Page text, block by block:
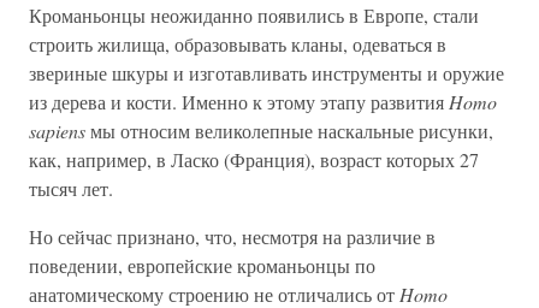
Кроманьонцы неожиданно появились в Европе, стали
строить жилища, образовывать кланы, одеваться в
звериные шкуры и изготавливать инструменты и оружие
из дерева и кости. Именно к этому этапу развития Homo
sapiensмы относим великолепные наскальные рисунки,
как, например, в Ласко (Франция), возраст которых 27
тысяч лет.
Но сейчас признано, что, несмотря на различие в
поведении, европейские кроманьонцы по
анатомическому строению не отличались от Homo